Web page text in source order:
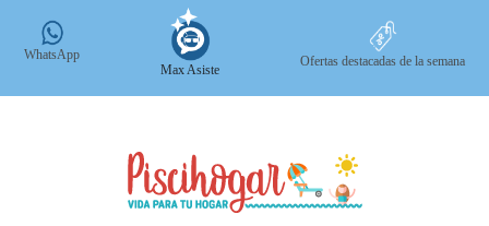
WhatsApp
Max Asiste
Ofertas destacadas de la semana